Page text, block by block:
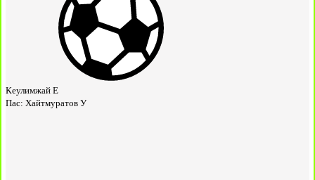
Кеулимжай Е
Пас: Хайтмуратов У